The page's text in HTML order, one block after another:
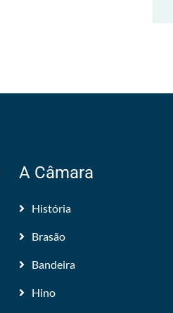
A Câmara
História
Brasão
Bandeira
Hino